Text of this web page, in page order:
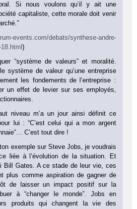
Si nous voulons qu’il y ait une
capitaliste, cette morale doit venir
events.com/debats/synthese-andre-
)
“système de valeurs” et moralité.
système de valeur qu’une entreprise
les fondements de l’entreprise :
un effet de levier sur ses employés,
niveau m’a un jour ainsi définit ce
lui : “C’est celui qui a mon argent
C’est tout dire !
exemple sur Steve Jobs, je voudrais
liée à l’évolution de la situation. Et
Bill Gates. A ce stade de leur vie, ces
plus comme aspiration de gagner de
de laisser un impact positif sur la
à “changer le monde”. Jobs en
produits qui changent la vie des